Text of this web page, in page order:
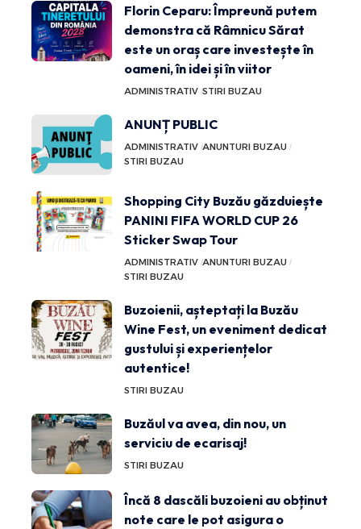
Florin Ceparu: Împreună putem
demonstra că Râmnicu Sărat
este un oraș care investește în
oameni, în idei și în viitor
ADMINISTRATIV STIRI BUZAU
ANUNȚ PUBLIC
ADMINISTRATIV ANUNTURI BUZAU
STIRI BUZAU
Shopping City Buzău găzduiește
PANINI FIFA WORLD CUP 26
Sticker Swap Tour
ADMINISTRATIV ANUNTURI BUZAU
STIRI BUZAU
Buzoienii, așteptați la Buzău
Wine Fest, un eveniment dedicat
gustului și experiențelor
autentice!
STIRI BUZAU
Buzăul va avea, din nou, un
serviciu de ecarisaj!
STIRI BUZAU
Încă 8 dascăli buzoieni au obținut
note care le pot asigura o